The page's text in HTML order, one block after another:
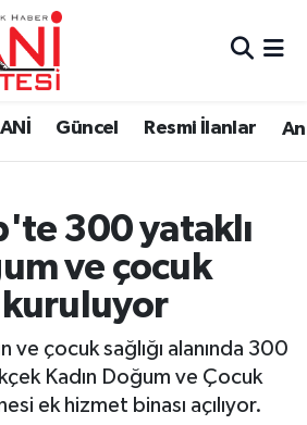
Güncel Resmi İlanlar
300 yataklı
ve çocuk
kuruluyor
ve çocuk sağlığı alanında 300
Kadın Doğum ve Çocuk
ek hizmet binası açılıyor.
Eczaneler
Haritası
Durumu ve Fikstür